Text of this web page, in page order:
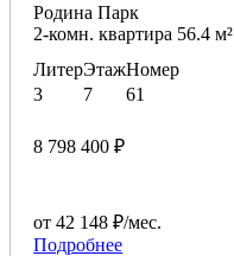
Родина Парк
2-комн. квартира 56.4 м²
Литер
3
Этаж
7
Номер
61
8 798 400 ₽
от 42 148 ₽/мес.
Подробнее